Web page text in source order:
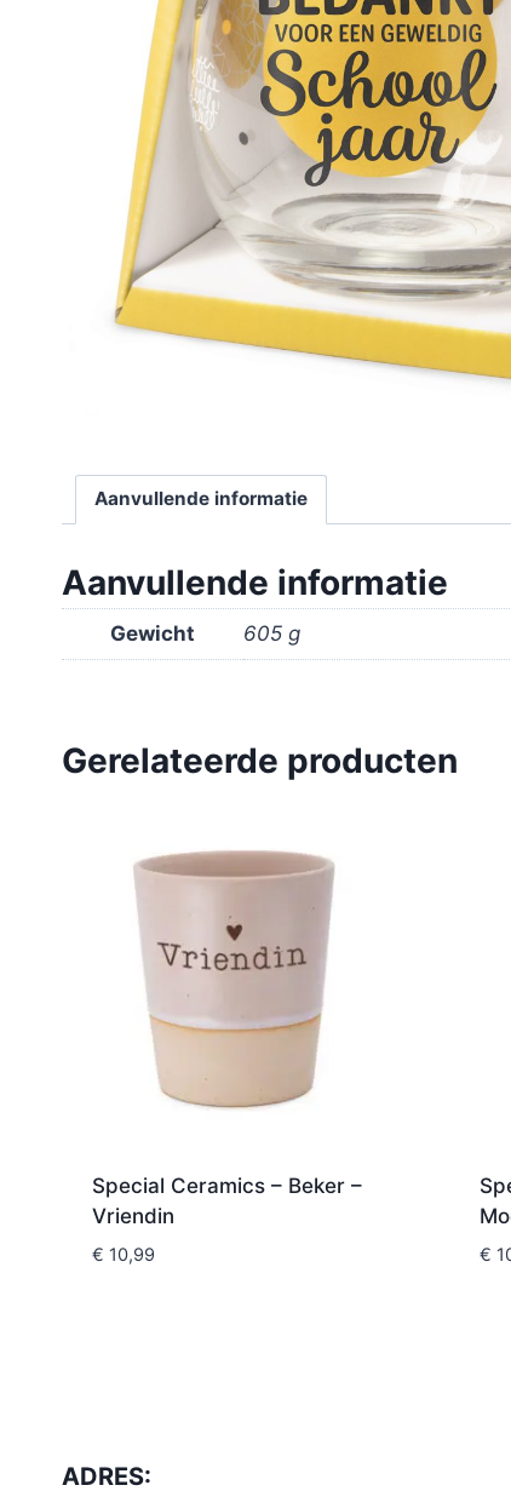
Aanvullende informatie
Aanvullende informatie
Gewicht 605 g
Gerelateerde producten
Special Ceramics – Beker –
Vriendin
€ 10,99 €
ADRES: